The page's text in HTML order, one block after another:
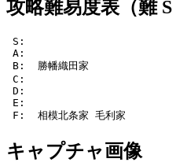
攻略難易度表（難 S
S:
A:
B:  勝幡織田家
C:
D:
E:
F:  相模北条家 毛利家
キャプチャ画像